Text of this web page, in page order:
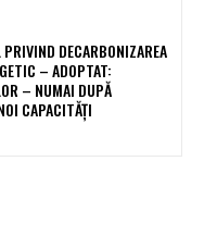
DECARBONIZAREA
– ADOPTAT:
– NUMAI DUPĂ
CAPACITĂȚI